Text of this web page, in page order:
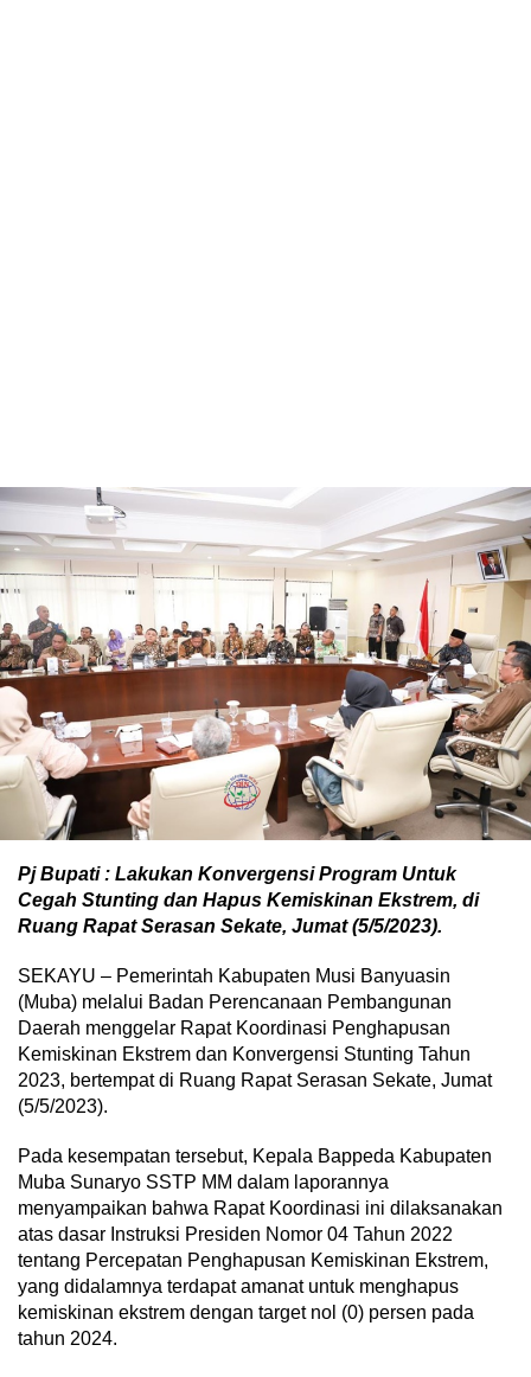
Pj Bupati : Lakukan Konvergensi Program Untuk
Cegah Stunting dan Hapus Kemiskinan Ekstrem, di
Ruang Rapat Serasan Sekate, Jumat (5/5/2023).
SEKAYU – Pemerintah Kabupaten Musi Banyuasin
(Muba) melalui Badan Perencanaan Pembangunan
Daerah menggelar Rapat Koordinasi Penghapusan
Kemiskinan Ekstrem dan Konvergensi Stunting Tahun
2023, bertempat di Ruang Rapat Serasan Sekate, Jumat
(5/5/2023).
Pada kesempatan tersebut, Kepala Bappeda Kabupaten
Muba Sunaryo SSTP MM dalam laporannya
menyampaikan bahwa Rapat Koordinasi ini dilaksanakan
atas dasar Instruksi Presiden Nomor 04 Tahun 2022
tentang Percepatan Penghapusan Kemiskinan Ekstrem,
yang didalamnya terdapat amanat untuk menghapus
kemiskinan ekstrem dengan target nol (0) persen pada
tahun 2024.